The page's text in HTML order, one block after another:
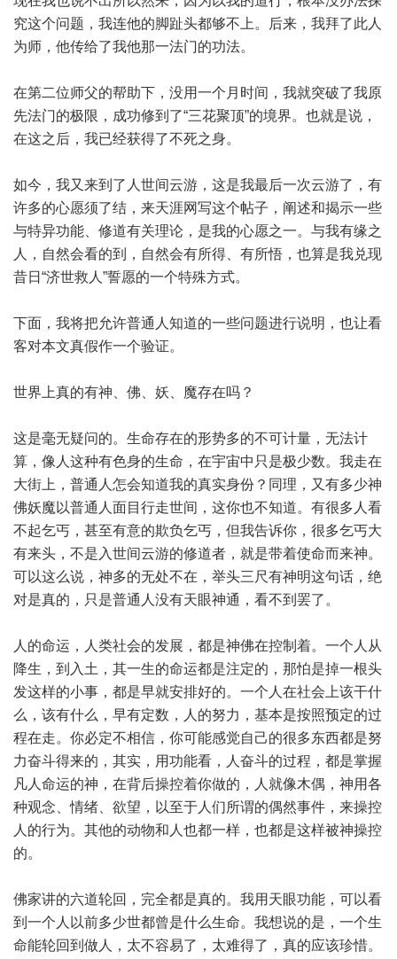
究这个问题，我连他的脚趾头都够不上。后来，我拜了此人
为师，他传给了我他那一法门的功法。
在第二位师父的帮助下，没用一个月时间，我就突破了我原
先法门的极限，成功修到了“三花聚顶”的境界。也就是说，
在这之后，我已经获得了不死之身。
如今，我又来到了人世间云游，这是我最后一次云游了，有
许多的心愿须了结，来天涯网写这个帖子，阐述和揭示一些
与特异功能、修道有关理论，是我的心愿之一。与我有缘之
人，自然会看的到，自然会有所得、有所悟，也算是我兑现
昔日“济世救人”誓愿的一个特殊方式。
下面，我将把允许普通人知道的一些问题进行说明，也让看
客对本文真假作一个验证。
世界上真的有神、佛、妖、魔存在吗？
这是毫无疑问的。生命存在的形势多的不可计量，无法计
算，像人这种有色身的生命，在宇宙中只是极少数。我走在
大街上，普通人怎会知道我的真实身份？同理，又有多少神
佛妖魔以普通人面目行走世间，这你也不知道。有很多人看
不起乞丐，甚至有意的欺负乞丐，但我告诉你，很多乞丐大
有来头，不是入世间云游的修道者，就是带着使命而来神。
可以这么说，神多的无处不在，举头三尺有神明这句话，绝
对是真的，只是普通人没有天眼神通，看不到罢了。
人的命运，人类社会的发展，都是神佛在控制着。一个人从
降生，到入土，其一生的命运都是注定的，那怕是掉一根头
发这样的小事，都是早就安排好的。一个人在社会上该干什
么，该有什么，早有定数，人的努力，基本是按照预定的过
程在走。你必定不相信，你可能感觉自己的很多东西都是努
力奋斗得来的，其实，用功能看，人奋斗的过程，都是掌握
凡人命运的神，在背后操控着你做的，人就像木偶，神用各
种观念、情绪、欲望，以至于人们所谓的偶然事件，来操控
人的行为。其他的动物和人也都一样，也都是这样被神操控
的。
佛家讲的六道轮回，完全都是真的。我用天眼功能，可以看
到一个人以前多少世都曾是什么生命。我想说的是，一个生
命能轮回到做人，太不容易了，太难得了，真的应该珍惜。